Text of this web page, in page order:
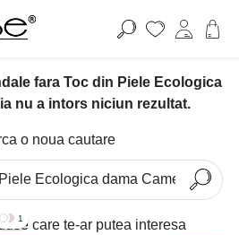
fara Toc din Piele Ecologica
nu a intors niciun rezultat.
o noua cautare
care te-ar putea interesa
1